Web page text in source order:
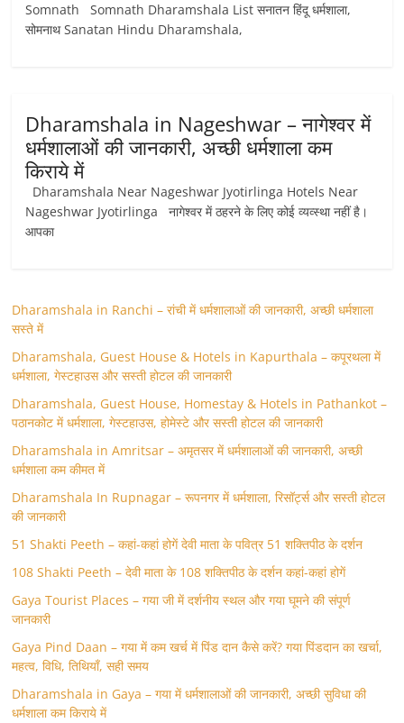
Somnath Somnath Dharamshala List सनातन हिंदू धर्मशाला,
सोमनाथ Sanatan Hindu Dharamshala,
Dharamshala in Nageshwar – नागेश्वर में
धर्मशालाओं की जानकारी, अच्छी धर्मशाला कम
किराये में
Dharamshala Near Nageshwar Jyotirlinga Hotels Near
Nageshwar Jyotirlinga नागेश्वर में ठहरने के लिए कोई व्यव्स्था नहीं है।
आपका
Dharamshala in Ranchi – रांची में धर्मशालाओं की जानकारी, अच्छी धर्मशाला
सस्ते में
Dharamshala, Guest House & Hotels in Kapurthala – कपूरथला में
धर्मशाला, गेस्टहाउस और सस्ती होटल की जानकारी
Dharamshala, Guest House, Homestay & Hotels in Pathankot –
पठानकोट में धर्मशाला, गेस्टहाउस, होमेस्टे और सस्ती होटल की जानकारी
Dharamshala in Amritsar – अमृतसर में धर्मशालाओं की जानकारी, अच्छी
धर्मशाला कम कीमत में
Dharamshala In Rupnagar – रूपनगर में धर्मशाला, रिसॉर्ट्स और सस्ती होटल
की जानकारी
51 Shakti Peeth – कहां-कहां होगें देवी माता के पवित्र 51 शक्तिपीठ के दर्शन
108 Shakti Peeth – देवी माता के 108 शक्तिपीठ के दर्शन कहां-कहां होगें
Gaya Tourist Places – गया जी में दर्शनीय स्थल और गया घूमने की संपूर्ण
जानकारी
Gaya Pind Daan – गया में कम खर्च में पिंड दान कैसे करें? गया पिंडदान का खर्चा,
महत्व, विधि, तिथियाँ, सही समय
Dharamshala in Gaya – गया में धर्मशालाओं की जानकारी, अच्छी सुविधा की
धर्मशाला कम किराये में